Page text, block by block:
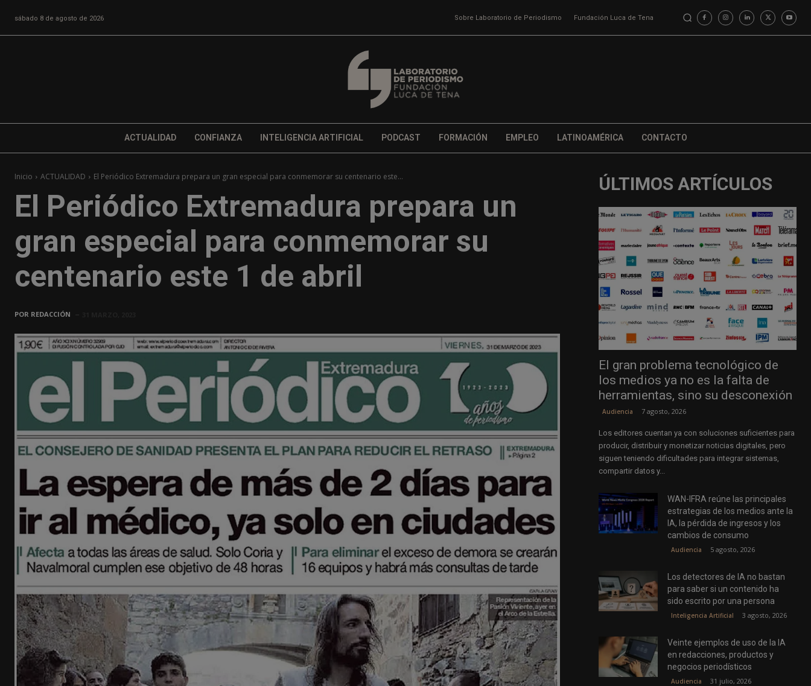
sábado 8 de agosto de 2026 Sobre Laboratorio de Periodismo Fundación Luca de Tena
ACTUALIDAD CONFIANZA INTELIGENCIA ARTIFICIAL PODCAST FORMACIÓN EMPLEO LATINOAMÉRICA CONTACTO
Inicio ACTUALIDAD El Periódico Extremadura prepara un gran especial para conmemorar su centenario este...
El Periódico Extremadura prepara un
gran especial para conmemorar su
centenario este 1 de abril
POR REDACCIÓN
ÚLTIMOS ARTÍCULOS
El gran problema tecnológico de
los medios ya no es la falta de
herramientas, sino su desconexión
Audiencia 7 agosto, 2026
Los editores cuentan ya con soluciones suficientes para
producir, distribuir y monetizar noticias digitales, pero
siguen teniendo dificultades para integrar sistemas,
compartir datos y...
WAN-IFRA reúne las principales
estrategias de los medios ante la
IA, la pérdida de ingresos y los
cambios de consumo
Audiencia 5 agosto, 2026
Los detectores de IA no bastan
para saber si un contenido ha
sido escrito por una persona
Inteligencia Artificial 3 agosto, 2026
Veinte ejemplos de uso de la IA
en redacciones, productos y
negocios periodísticos
Audiencia 31 julio, 2026